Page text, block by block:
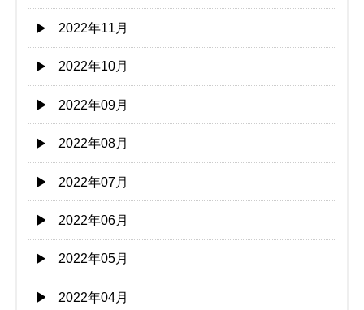
2022年11月
2022年10月
2022年09月
2022年08月
2022年07月
2022年06月
2022年05月
2022年04月